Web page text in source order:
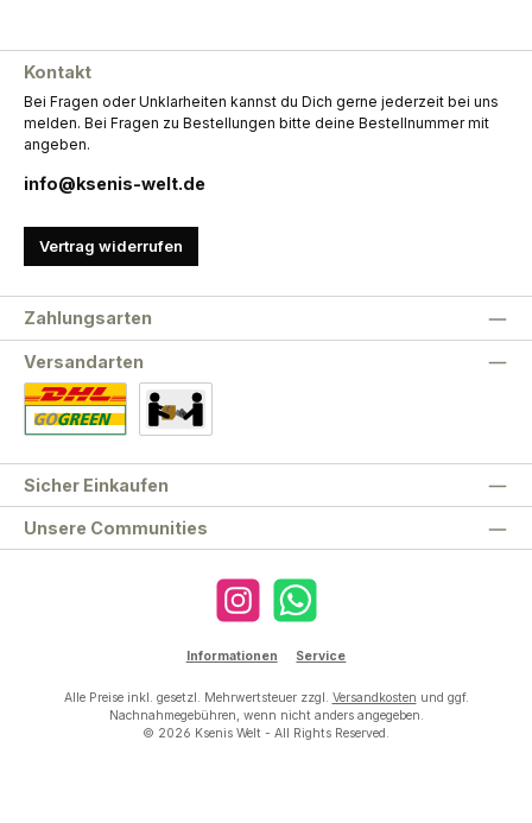
Kontakt
Bei Fragen oder Unklarheiten kannst du Dich gerne jederzeit bei uns
melden. Bei Fragen zu Bestellungen bitte deine Bestellnummer mit
angeben.
info@ksenis-welt.de
Vertrag widerrufen
Unsere Communities
Zahlungsarten
Versandarten
Sicher Einkaufen
Instagram WhatsApp
Informationen Service
Alle Preise inkl. gesetzl. Mehrwertsteuer zzgl. Versandkosten und ggf.
Nachnahmegebühren, wenn nicht anders angegeben.
© 2026 Ksenis Welt - All Rights Reserved.